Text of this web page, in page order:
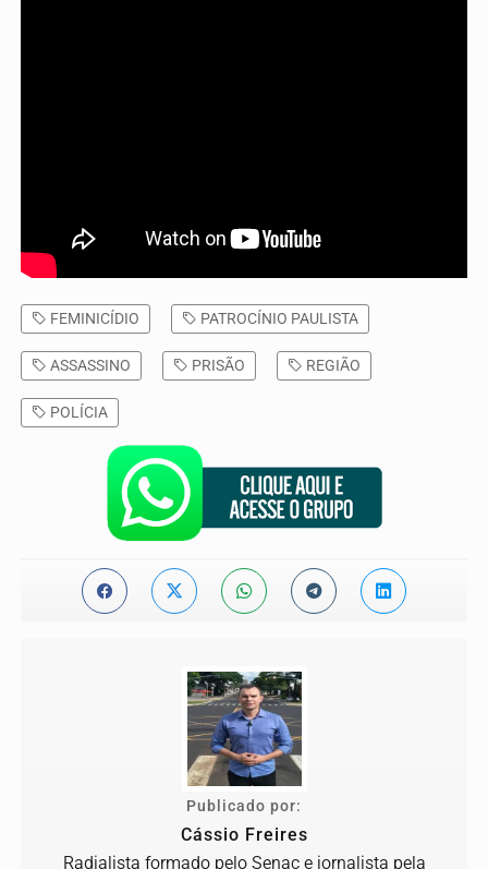
FEMINICÍDIO PATROCÍNIO PAULISTA
ASSASSINO PRISÃO REGIÃO
POLÍCIA
Publicado por:
Cássio Freires
Radialista formado pelo Senac e jornalista pela